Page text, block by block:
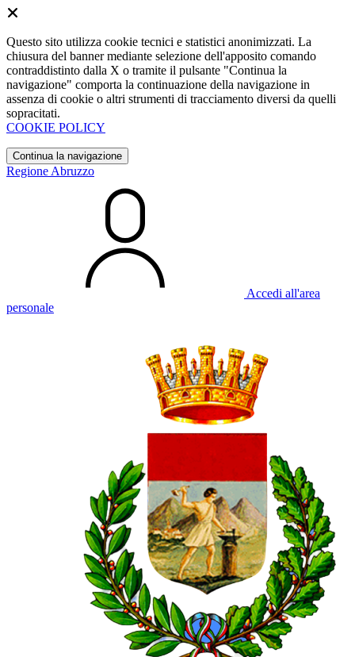
Questo sito utilizza cookie tecnici e statistici anonimizzati. La
chiusura del banner mediante selezione dell'apposito comando
contraddistinto dalla X o tramite il pulsante "Continua la
navigazione" comporta la continuazione della navigazione in
assenza di cookie o altri strumenti di tracciamento diversi da quelli
sopracitati.
COOKIE POLICY
Continua la navigazione
Regione Abruzzo
Accedi all'area
personale